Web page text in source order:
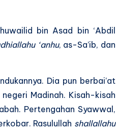
bin Asad bin ‘Abdil
‘anhu, as-Sa’ib, dan
Dia pun berbai’at
Madinah. Kisah-kisah
Pertengahan Syawwal,
Rasulullah shallallahu